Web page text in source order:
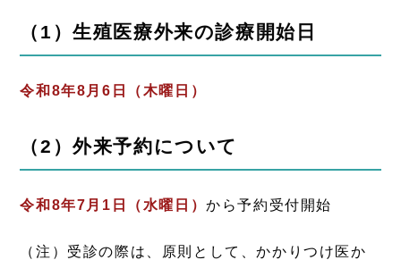
（1）生殖医療外来の診療開始日
令和8年8月6日（木曜日）
（2）外来予約について
令和8年7月1日（水曜日）から予約受付開始
（注）受診の際は、原則として、かかりつけ医か